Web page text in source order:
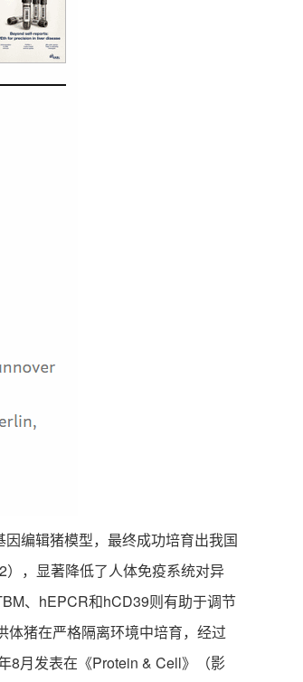
编辑猪模型，最终成功培育出我国
），显著降低了人体免疫系统对异
、hEPCR和hCD39则有助于调节
猪在严格隔离环境中培育，经过
8月发表在《Protein & Cell》（影